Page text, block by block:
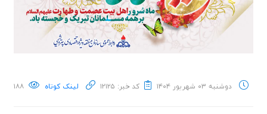
دوشنبه ۰۳ شهریور ۱۴۰۴ کد خبر: ۱۲۱۲۵ لینک کوتاه ۱۸۸